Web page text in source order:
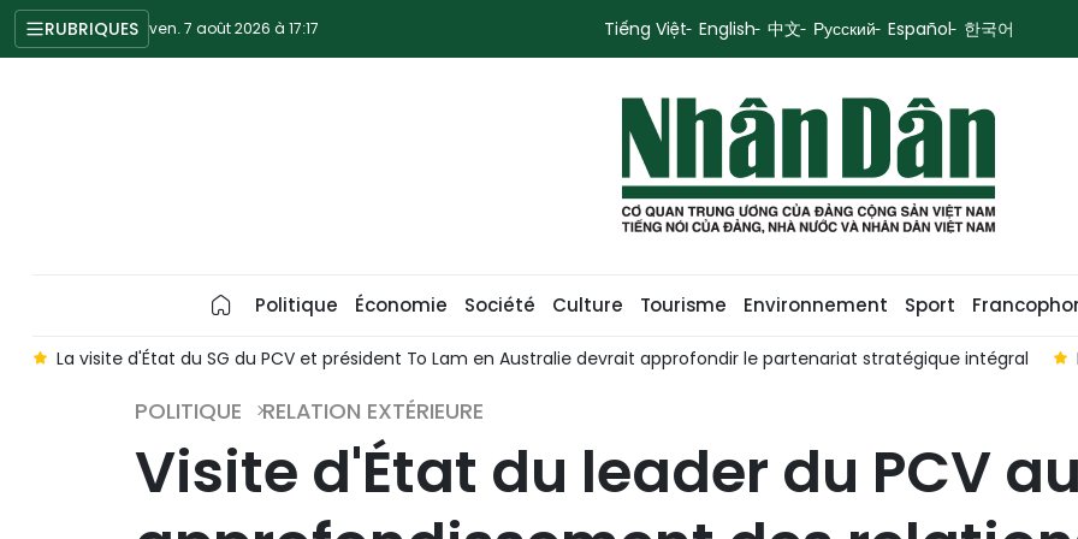
RUBRIQUES ven. 7 août 2026 à 17:17 Tiếng Việt English 中文 Русский Español 한국어
Politique Économie Société Culture Tourisme Environnement Sport
en Australie devrait approfondir le partenariat stratégique intégral Le Vietnam et la Thaïlande veulent renforcer leur
POLITIQUE RELATION EXTÉRIEURE
Visite d'État du leader du PCV